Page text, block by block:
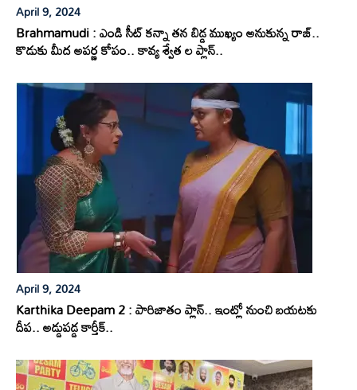
April 9, 2024
Brahmamudi : ఎండి సీట్ కన్నా తన బిడ్డ ముఖ్యం అనుకున్న రాజ్..
కొడుకు మీద అపర్ణ కోపం.. కావ్య శ్వేత ల ప్లాన్..
April 9, 2024
Karthika Deepam 2 : పారిజాతం ప్లాన్.. ఇంట్లో నుంచి బయటకు
దీప.. అడ్డుపడ్డ కార్తీక్..